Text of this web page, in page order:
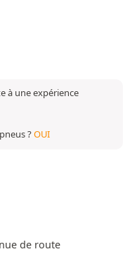
à une expérience
?OUI
de route